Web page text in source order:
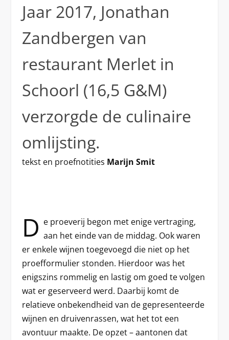
Jaar 2017, Jonathan
Zandbergen van
restaurant Merlet in
Schoorl (16,5 G&M)
verzorgde de culinaire
omlijsting.
tekst en proefnotities Marijn Smit
D e proeverij begon met enige vertraging,
aan het einde van de middag. Ook waren
er enkele wijnen toegevoegd die niet op het
proefformulier stonden. Hierdoor was het
enigszins rommelig en lastig om goed te volgen
wat er geserveerd werd. Daarbij komt de
relatieve onbekendheid van de gepresenteerde
wijnen en druivenrassen, wat het tot een
avontuur maakte. De opzet – aantonen dat